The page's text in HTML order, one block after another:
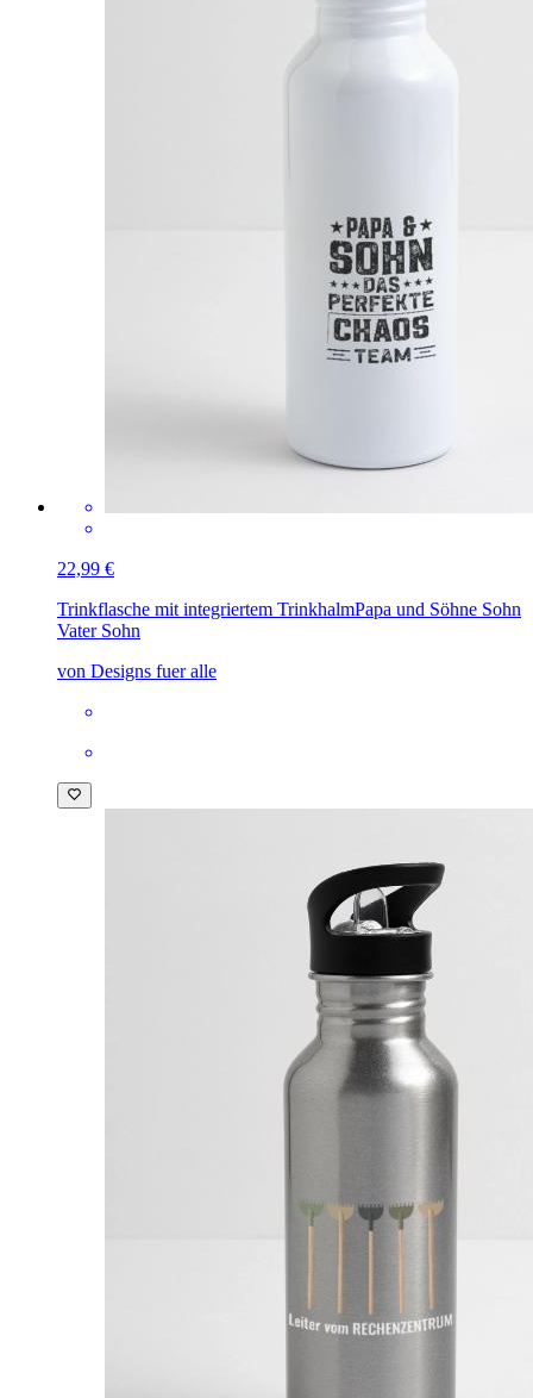
22,99 €
Trinkflasche mit integriertem TrinkhalmPapa und Söhne Sohn
Vater Sohn
von Designs fuer alle